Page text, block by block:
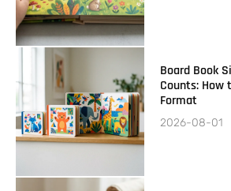
Board Book
Counts: How
Format
2026-08-01